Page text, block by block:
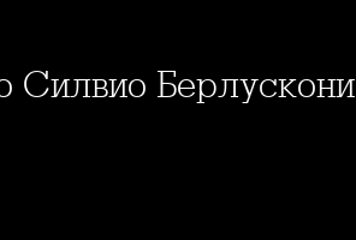
Силвио Берлускони